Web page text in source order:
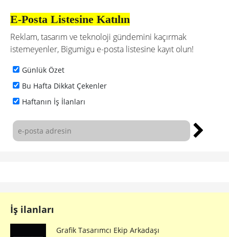
E-Posta Listesine Katılın
Reklam, tasarım ve teknoloji gündemini kaçırmak
istemeyenler, Bigumigu e-posta listesine kayıt olun!
Günlük Özet
Bu Hafta Dikkat Çekenler
Haftanın İş İlanları
İş ilanları
Grafik Tasarımcı Ekip Arkadaşı